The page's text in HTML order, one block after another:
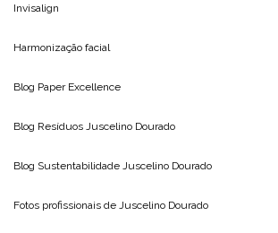
Invisalign
Harmonização facial
Blog Paper Excellence
Blog Resíduos Juscelino Dourado
Blog Sustentabilidade Juscelino Dourado
Fotos profissionais de Juscelino Dourado